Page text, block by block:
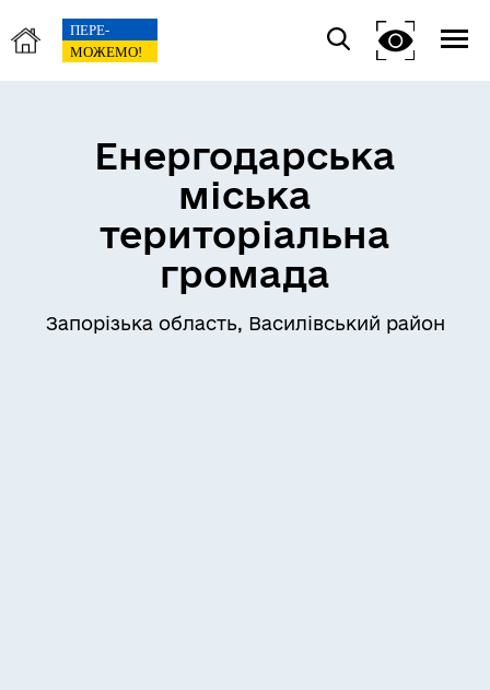
Енергодарська
міська
територіальна
громада
Запорізька область, Василівський район